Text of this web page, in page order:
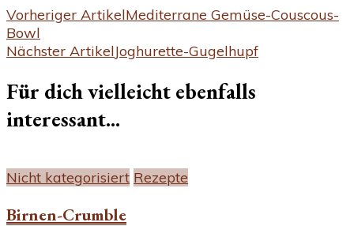
Vorheriger ArtikelMediterrane Gemüse-Couscous-
Bowl
Nächster ArtikelJoghurette-Gugelhupf
Für dich vielleicht ebenfalls
interessant...
Nicht kategorisiert Rezepte
Birnen-Crumble